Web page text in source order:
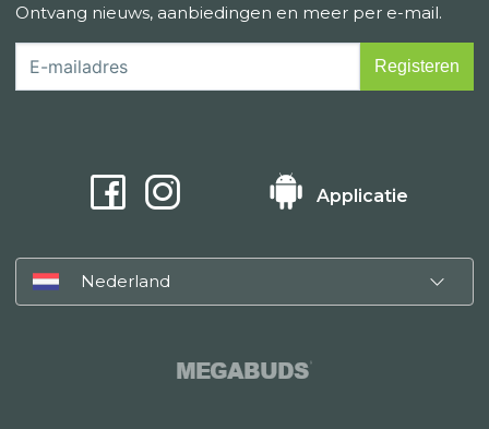
Ontvang nieuws, aanbiedingen en meer per e-mail.
Applicatie
Nederland
MEGABUDS ®